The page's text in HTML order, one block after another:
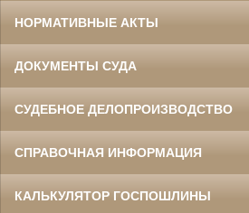
НОРМАТИВНЫЕ АКТЫ
ДОКУМЕНТЫ СУДА
СУДЕБНОЕ ДЕЛОПРОИЗВОДСТВО
СПРАВОЧНАЯ ИНФОРМАЦИЯ
КАЛЬКУЛЯТОР ГОСПОШЛИНЫ